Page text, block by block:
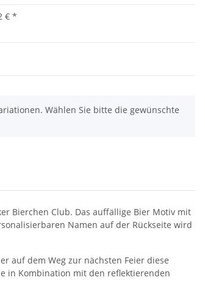
€ *
Wählen Sie bitte die gewünschte
Bierchen Club. Das auffällige Bier Motiv mit
Namen auf der Rückseite wird
auf dem Weg zur nächsten Feier diese
in Kombination mit den reflektierenden